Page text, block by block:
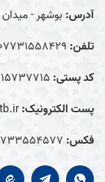
آدرس: بوشهر -
تلفن:
کد پستی:
پست الکترونیک:
فکس: